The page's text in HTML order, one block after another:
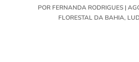
POR FERNANDA RODRIGUES |
FLORESTAL DA BAHIA,